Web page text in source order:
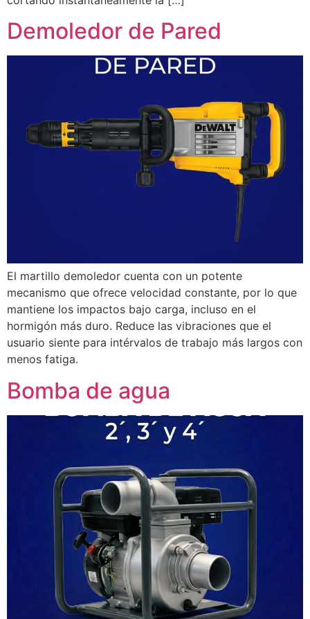
Demoledor de Pared
El martillo demoledor cuenta con un potente
mecanismo que ofrece velocidad constante, por lo que
mantiene los impactos bajo carga, incluso en el
hormigón más duro. Reduce las vibraciones que el
usuario siente para intérvalos de trabajo más largos con
menos fatiga.
Bomba de agua